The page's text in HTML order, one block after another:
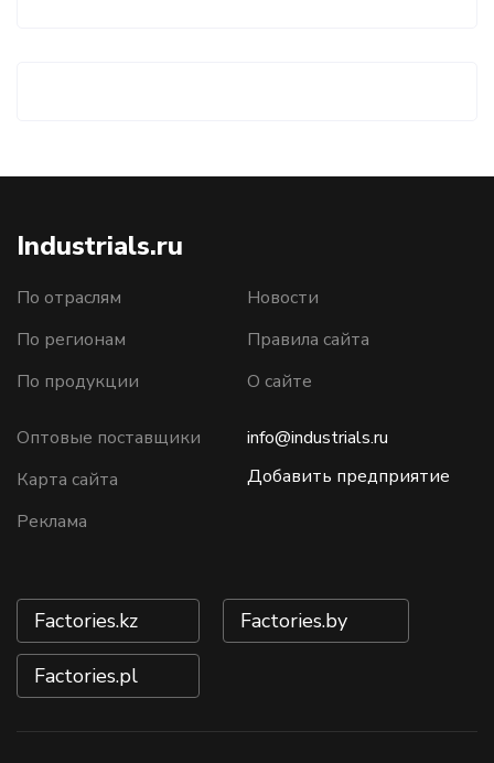
Industrials.ru
По отраслям
По регионам
По продукции
Новости
Правила сайта
О сайте
Оптовые поставщики
Карта сайта
Реклама
info@industrials.ru
Добавить предприятие
Factories.kz Factories.by
Factories.pl